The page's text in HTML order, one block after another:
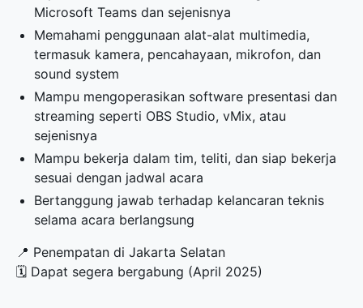
Microsoft Teams dan sejenisnya
⁠Memahami penggunaan alat-alat multimedia,
termasuk kamera, pencahayaan, mikrofon, dan
sound system
⁠Mampu mengoperasikan software presentasi dan
streaming seperti OBS Studio, vMix, atau
sejenisnya
⁠Mampu bekerja dalam tim, teliti, dan siap bekerja
sesuai dengan jadwal acara
⁠Bertanggung jawab terhadap kelancaran teknis
selama acara berlangsung
📍 Penempatan di Jakarta Selatan
🗓 Dapat segera bergabung (April 2025)